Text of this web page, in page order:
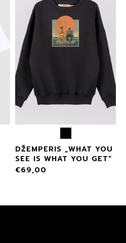
DŽEMPERIS „WHAT YOU
SEE IS WHAT YOU GET”
€69,00